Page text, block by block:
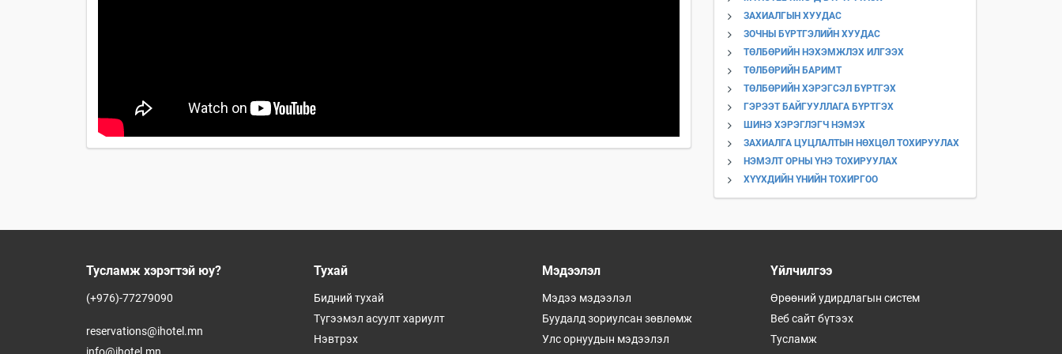
ЗАХИАЛГЫН ХУУДАС
ЗОЧНЫ БҮРТГЭЛИЙН ХУУДАС
ТӨЛБӨРИЙН НЭХЭМЖЛЭХ ИЛГЭЭХ
ТӨЛБӨРИЙН БАРИМТ
ТӨЛБӨРИЙН ХЭРЭГСЭЛ БҮРТГЭХ
ГЭРЭЭТ БАЙГУУЛЛАГА БҮРТГЭХ
ШИНЭ ХЭРЭГЛЭГЧ НЭМЭХ
ЗАХИАЛГА ЦУЦЛАЛТЫН НӨХЦӨЛ ТОХИРУУЛАХ
НЭМЭЛТ ОРНЫ ҮНЭ ТОХИРУУЛАХ
ХҮҮХДИЙН ҮНИЙН ТОХИРГОО
Тусламж хэрэгтэй юу?
(+976)-77279090
reservations@ihotel.mn
Тухай
Бидний тухай
Түгээмэл асуулт хариулт
Нэвтрэх
Мэдээлэл
Мэдээ мэдээлэл
Буудалд зориулсан зөвлөмж
Улс орнуудын мэдээлэл
Үйлчилгээ
Өрөөний удирдлагын систем
Веб сайт бүтээх
Тусламж